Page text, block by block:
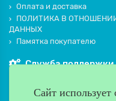
Оплата и доставка
ПОЛИТИКА В
ДАННЫХ
Памятка покупателю
Служба поддержки
Производители
Сайт